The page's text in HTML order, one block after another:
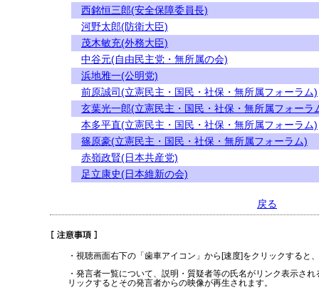
西銘恒三郎(安全保障委員長)
河野太郎(防衛大臣)
茂木敏充(外務大臣)
中谷元(自由民主党・無所属の会)
浜地雅一(公明党)
前原誠司(立憲民主・国民・社保・無所属フォーラム)
玄葉光一郎(立憲民主・国民・社保・無所属フォーラ
本多平直(立憲民主・国民・社保・無所属フォーラム)
篠原豪(立憲民主・国民・社保・無所属フォーラム)
赤嶺政賢(日本共産党)
足立康史(日本維新の会)
戻る
・視聴画面右下の「歯車アイコン」から[速度]をクリックすると
・発言者一覧について、説明・質疑者等の氏名がリンク表示さ
リックするとその発言者からの映像が再生されます。